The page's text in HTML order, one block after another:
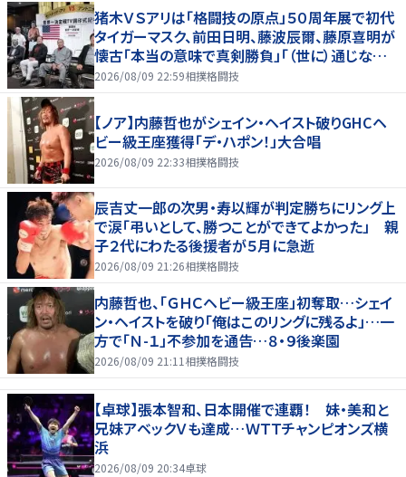
猪木ＶＳアリは「格闘技の原点」５０周年展で初代
タイガーマスク、前田日明、藤波辰爾、藤原喜明が
懐古「本当の意味で真剣勝負」「（世に）通じない
歯がゆさも」
2026/08/09 22:59相撲格闘技
【ノア】内藤哲也がシェイン・ヘイスト破りGHCヘ
ビー級王座獲得「デ・ハポン！」大合唱
2026/08/09 22:33相撲格闘技
辰吉丈一郎の次男・寿以輝が判定勝ちにリング上
で涙「弔いとして、勝つことができてよかった」 親
子２代にわたる後援者が５月に急逝
2026/08/09 21:26相撲格闘技
内藤哲也、「ＧＨＣヘビー級王座」初奪取…シェイ
ン・ヘイストを破り「俺はこのリングに残るよ」…一
方で「Ｎ-１」不参加を通告…８・９後楽園
2026/08/09 21:11 相撲格闘技
【卓球】張本智和、日本開催で連覇！ 妹・美和と
兄妹アベックＶも達成…ＷＴＴチャンピオンズ横
浜
2026/08/09 20:34卓球